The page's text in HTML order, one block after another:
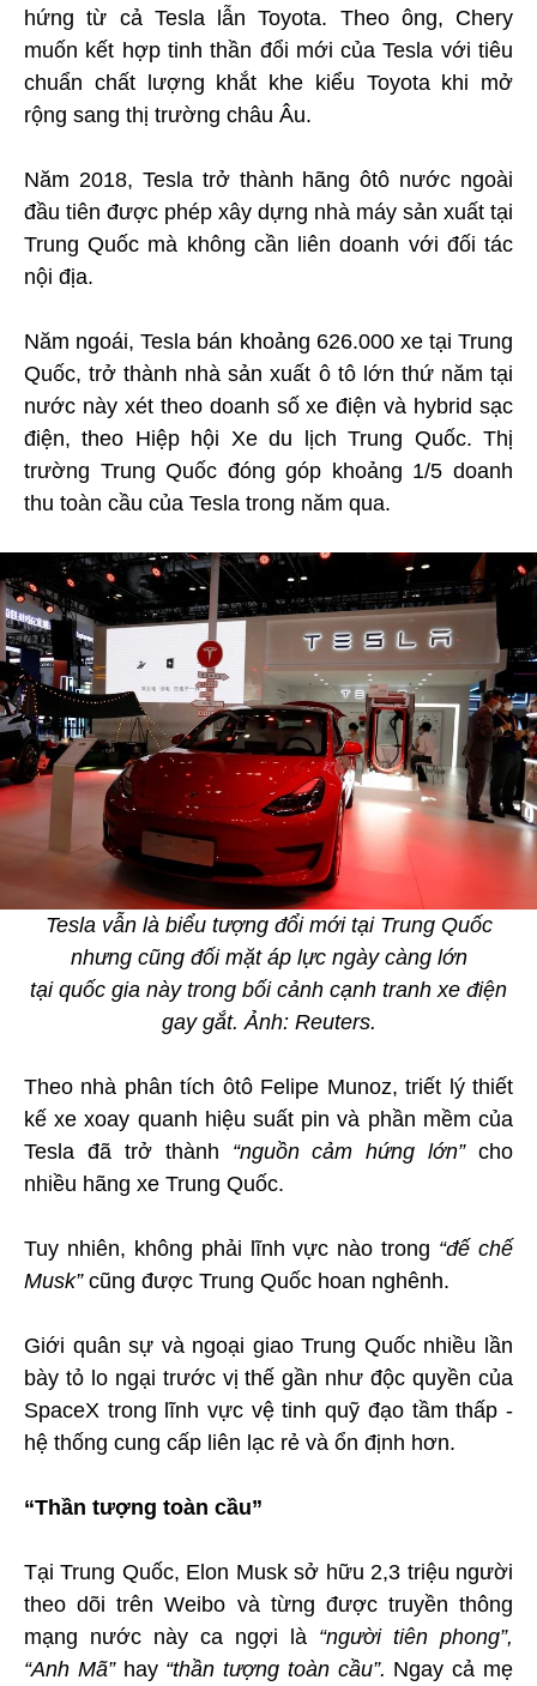
hứng từ cả Tesla lẫn Toyota. Theo ông, Chery
muốn kết hợp tinh thần đổi mới của Tesla với tiêu
chuẩn chất lượng khắt khe kiểu Toyota khi mở
rộng sang thị trường châu Âu.
Năm 2018, Tesla trở thành hãng ôtô nước ngoài
đầu tiên được phép xây dựng nhà máy sản xuất tại
Trung Quốc mà không cần liên doanh với đối tác
nội địa.
Năm ngoái, Tesla bán khoảng 626.000 xe tại Trung
Quốc, trở thành nhà sản xuất ô tô lớn thứ năm tại
nước này xét theo doanh số xe điện và hybrid sạc
điện, theo Hiệp hội Xe du lịch Trung Quốc. Thị
trường Trung Quốc đóng góp khoảng 1/5 doanh
thu toàn cầu của Tesla trong năm qua.
Tesla vẫn là biểu tượng đổi mới tại Trung Quốc
nhưng cũng đối mặt áp lực ngày càng lớn
tại quốc gia này trong bối cảnh cạnh tranh xe điện
gay gắt. Ảnh: Reuters.
Theo nhà phân tích ôtô Felipe Munoz, triết lý thiết
kế xe xoay quanh hiệu suất pin và phần mềm của
Tesla đã trở thành “nguồn cảm hứng lớn”cho
nhiều hãng xe Trung Quốc.
Tuy nhiên, không phải lĩnh vực nào trong “đế chế
Musk”cũng được Trung Quốc hoan nghênh.
Giới quân sự và ngoại giao Trung Quốc nhiều lần
bày tỏ lo ngại trước vị thế gần như độc quyền của
SpaceX trong lĩnh vực vệ tinh quỹ đạo tầm thấp -
hệ thống cung cấp liên lạc rẻ và ổn định hơn.
“Thần tượng toàn cầu”
Tại Trung Quốc, Elon Musk sở hữu 2,3 triệu người
theo dõi trên Weibo và từng được truyền thông
mạng nước này ca ngợi là “người tiên phong”,
“Anh Mã”hay “thần tượng toàn cầu”. Ngay cả mẹ